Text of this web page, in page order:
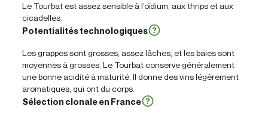
Le Tourbat est assez sensible à l’oïdium, aux thrips et aux
cicadelles.
Potentialités technologiques
Les grappes sont grosses, assez lâches, et les baies sont
moyennes à grosses. Le Tourbat conserve généralement
une bonne acidité à maturité. Il donne des vins légèrement
aromatiques, qui ont du corps.
Sélection clonale en France